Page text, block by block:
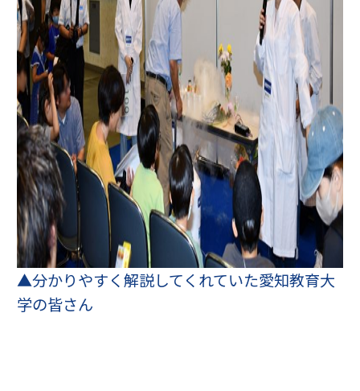
▲分かりやすく解説してくれていた愛知教育大
学の皆さん